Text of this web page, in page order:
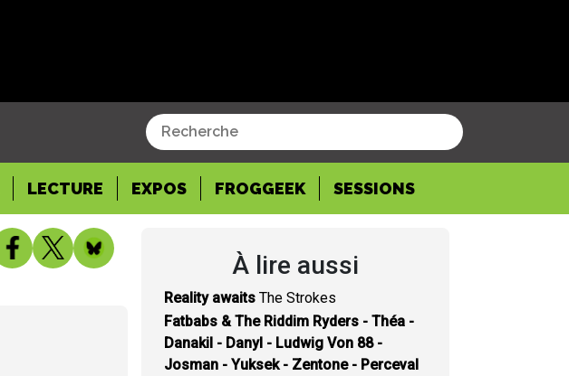
LECTURE EXPOS FROGGEEK SESSIONS
À lire aussi
Reality awaits The Strokes
Fatbabs & The Riddim Ryders - Théa -
Danakil - Danyl - Ludwig Von 88 -
Josman - Yuksek - Zentone - Perceval